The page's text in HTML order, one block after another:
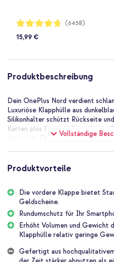
Bewertung:
94%
(6458)
15,99 €
Produktbeschreibung
Vollständige
Dein OnePlus Nord verdient
Luxuriöse Klapphülle aus
Silikonhalter schützt Rückseite
Karten plus Bargeld. Die erhöhte
bis zu 1 m. Das schlanke Design
Die Vorteile der
Vordere Klappe mit Stauraum
Bargeld, so hast du Karten
Flexible Silikonhülle hält dein
erleichtert das Befestigen
Erhöhter Rand schützt den
Kratzern
Produktvorteile
Die vordere Klappe bietet
Geldscheine.
Rundumschutz für Ihr
Erhöht Volumen und Gewicht
Klapphülle relativ geringe
Gefertigt aus